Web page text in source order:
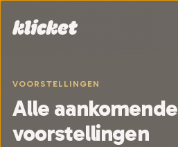
VOORSTELLINGEN
Alle aankomende
voorstellingen